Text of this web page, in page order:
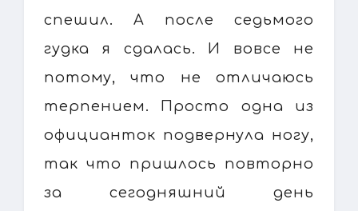
спешил. А после седьмого
гудка я сдалась. И вовсе не
потому, что не отличаюсь
терпением. Просто одна из
официанток подвернула ногу,
так что пришлось повторно
за сегодняшний день